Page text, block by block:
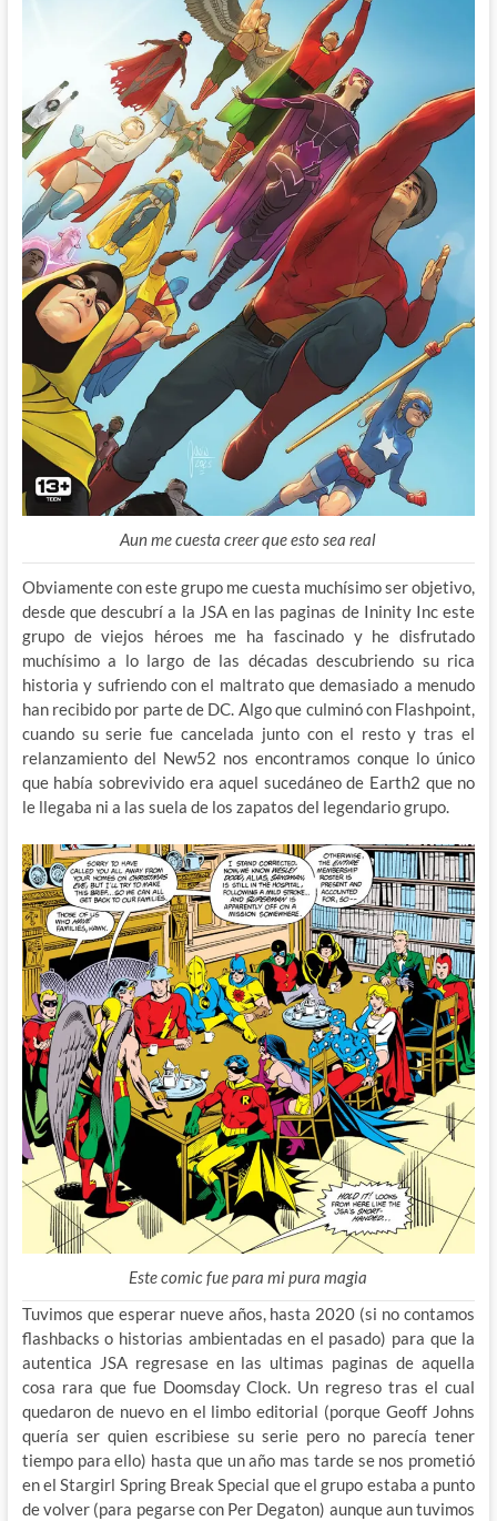
Aun me cuesta creer que esto sea real
Obviamente con este grupo me cuesta muchísimo ser objetivo,
desde que descubrí a la JSA en las paginas de Ininity Inc este
grupo de viejos héroes me ha fascinado y he disfrutado
muchísimo a lo largo de las décadas descubriendo su rica
historia y sufriendo con el maltrato que demasiado a menudo
han recibido por parte de DC. Algo que culminó con Flashpoint,
cuando su serie fue cancelada junto con el resto y tras el
relanzamiento del New52 nos encontramos conque lo único
que había sobrevivido era aquel sucedáneo de Earth2 que no
le llegaba ni a las suela de los zapatos del legendario grupo.
Este comic fue para mi pura magia
Tuvimos que esperar nueve años, hasta 2020 (si no contamos
flashbacks o historias ambientadas en el pasado) para que la
autentica JSA regresase en las ultimas paginas de aquella
cosa rara que fue Doomsday Clock. Un regreso tras el cual
quedaron de nuevo en el limbo editorial (porque Geoff Johns
quería ser quien escribiese su serie pero no parecía tener
tiempo para ello) hasta que un año mas tarde se nos prometió
en el Stargirl Spring Break Special que el grupo estaba a punto
de volver (para pegarse con Per Degaton) aunque aun tuvimos